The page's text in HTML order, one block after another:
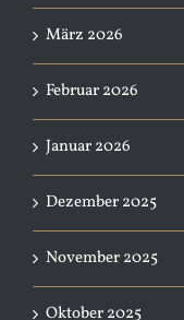
März 2026
Februar 2026
Januar 2026
Dezember 2025
November 2025
Oktober 2025